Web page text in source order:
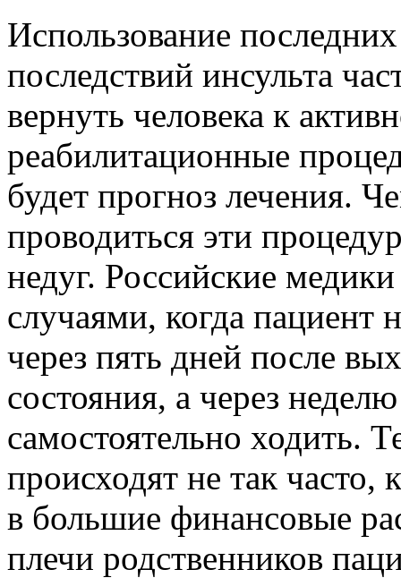
Использование
последствий инсульта
вернуть человека к
реабилитационные
будет прогноз лечения.
проводиться эти
недуг. Российские
случаями, когда пациент
через пять дней после
состояния, а через
самостоятельно ходить.
происходят не так часто,
в большие финансовые
плечи родственников